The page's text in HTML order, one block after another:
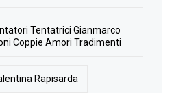
Tentatrici Gianmarco
Coppie Amori Tradimenti
Rapisarda